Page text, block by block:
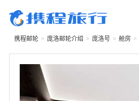
携程邮轮 > 庞洛邮轮介绍 > 庞洛号 > 舱房 >